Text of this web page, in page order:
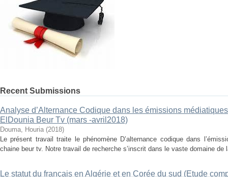
Recent Submissions
Analyse d’Alternance Codique dans les émissions
ElDounia Beur Tv (mars -avril2018)
Douma, Houria (2018)
Le présent travail traite le phénomène D’alternance codique dans
chaine beur tv. Notre travail de recherche s’inscrit dans le vaste domaine
Le statut du français en Algérie et en Corée du sud (Etude